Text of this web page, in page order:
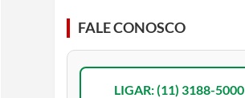
FALE CONOSCO
LIGAR: (11) 3188-5000